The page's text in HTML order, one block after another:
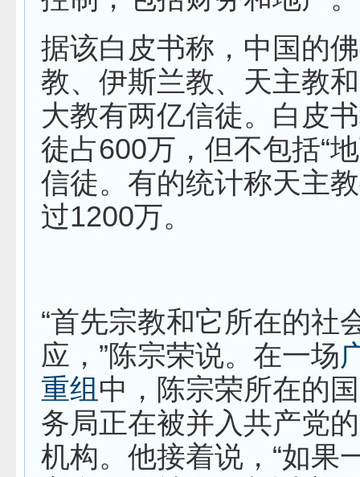
据该白皮书称，中国的
教、伊斯兰教、天主教
大教有两亿信徒。白皮
徒占600万，但不包括“
信徒。有的统计称天主
过1200万。
“首先宗教和它所在的社
应，”陈宗荣说。在一场
重组 中，陈宗荣所在的
务局正在被并入共产党
机构。他接着说，“如果